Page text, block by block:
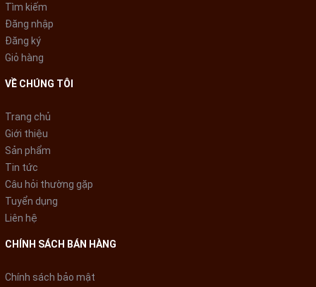
ĐUN SÔI NHANH CHÓNG & GIỮ ẤM LÂU
Khả năng đun sôi nhanh
suất mạnh mẽ 735W, cho phép đun sôi tối đa 3L nước cực
Dung tích 3L thích hợp sử dụng trong gia đình đông người hoặc
văn phòng đảm bảo nước sôi để pha trà, cafe hay úp mì, cháo
ăn liền...
Tìm kiếm
Đăng nhập
Đăng ký
Giỏ hàng
VỀ CHÚNG TÔI
Trang chủ
Giới thiệu
Sản phẩm
Tin tức
Câu hỏi thường gặp
Tuyển dụng
Liên hệ
CHÍNH SÁCH BÁN HÀNG
Chính sách bảo mật